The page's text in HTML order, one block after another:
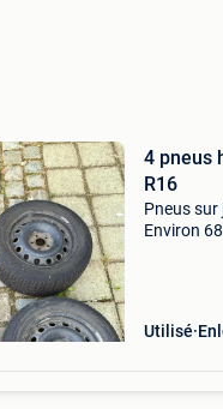
4 pneus
R16
Pneus
Environ
Utilisé